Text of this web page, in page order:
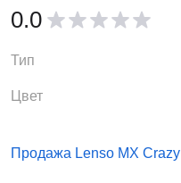
0.0
Тип
Цвет
Продажа Lenso MX Crazy